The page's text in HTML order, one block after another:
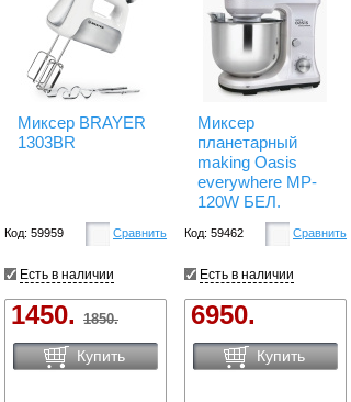
Миксер BRAYER
1303BR
Код: 59959 Сравнить
Есть в наличии
1450. 1850.
Купить
Миксер
планетарный
making Oasis
everywhere MP-
120W БЕЛ.
Код: 59462 Сравнить
Есть в наличии
6950.
Купить